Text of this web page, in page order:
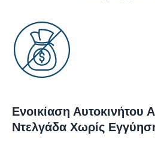
Ενοικίαση Αυτοκινήτου
Ντελγάδα Χωρίς